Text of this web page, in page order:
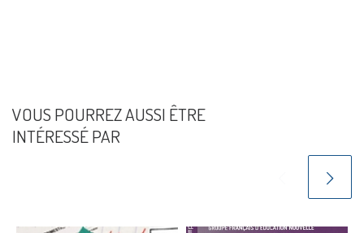
VOUS POURREZ AUSSI ÊTRE
INTÉRESSÉ PAR